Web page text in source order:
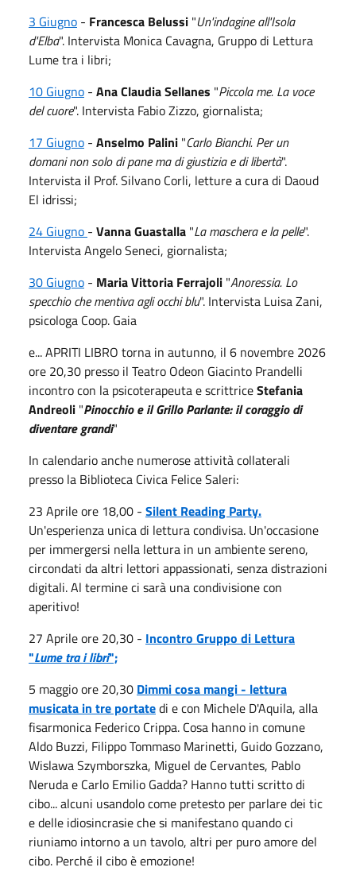
3 Giugno - Francesca Belussi "Un'indagine all'Isola
d'Elba". Intervista Monica Cavagna, Gruppo di Lettura
Lume tra i libri;
10 Giugno - Ana Claudia Sellanes "Piccola me. La voce
del cuore". Intervista Fabio Zizzo, giornalista;
17 Giugno - Anselmo Palini "Carlo Bianchi. Per un
domani non solo di pane ma di giustizia e di libertà".
Intervista il Prof. Silvano Corli, letture a cura di Daoud
El idrissi;
24 Giugno - Vanna Guastalla "La maschera e la pelle".
Intervista Angelo Seneci, giornalista;
30 Giugno - Maria Vittoria Ferrajoli "Anoressia. Lo
specchio che mentiva agli occhi blu". Intervista Luisa Zani,
psicologa Coop. Gaia
e... APRITI LIBRO torna in autunno, il 6 novembre 2026
ore 20,30 presso il Teatro Odeon Giacinto Prandelli
incontro con la psicoterapeuta e scrittriceStefania
Andreoli "Pinocchio e il Grillo Parlante: il coraggio di
diventare grandi"
In calendario anche numerose attività collaterali
presso la Biblioteca Civica Felice Saleri:
23 Aprile ore 18,00 - Silent Reading Party.
Un'esperienza unica di lettura condivisa. Un'occasione
per immergersi nella lettura in un ambiente sereno,
circondati da altri lettori appassionati, senza distrazioni
digitali. Al termine ci sarà una condivisione con
aperitivo!
27 Aprile ore 20,30 - Incontro Gruppo di Lettura
"Lume tra i libri";
5 maggio ore 20,30 Dimmi cosa mangi - lettura
musicata in tre portatedi e con Michele D'Aquila, alla
fisarmonica Federico Crippa. Cosa hanno in comune
Aldo Buzzi, Filippo Tommaso Marinetti, Guido Gozzano,
Wislawa Szymborszka, Miguel de Cervantes, Pablo
Neruda e Carlo Emilio Gadda? Hanno tutti scritto di
cibo... alcuni usandolo come pretesto per parlare dei tic
e delle idiosincrasie che si manifestano quando ci
riuniamo intorno a un tavolo, altri per puro amore del
cibo. Perché il cibo è emozione!